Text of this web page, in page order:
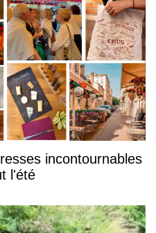
incontournables
l'été